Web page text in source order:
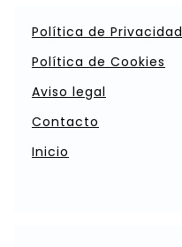
Política de Privacidad
Política de Cookies
Aviso legal
Contacto
Inicio